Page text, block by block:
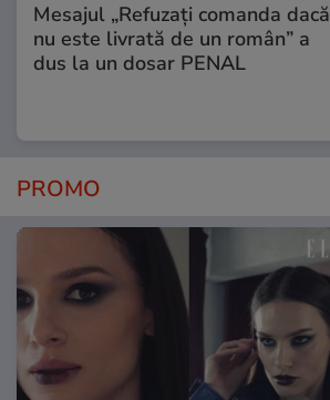
Mesajul „Refuzați comanda dacă
nu este livrată de un român” a
dus la un dosar PENAL
PROMO